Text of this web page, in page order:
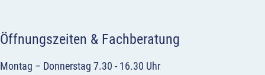
Öffnungszeiten & Fachberatung
Montag – Donnerstag 7.30 - 16.30 Uhr